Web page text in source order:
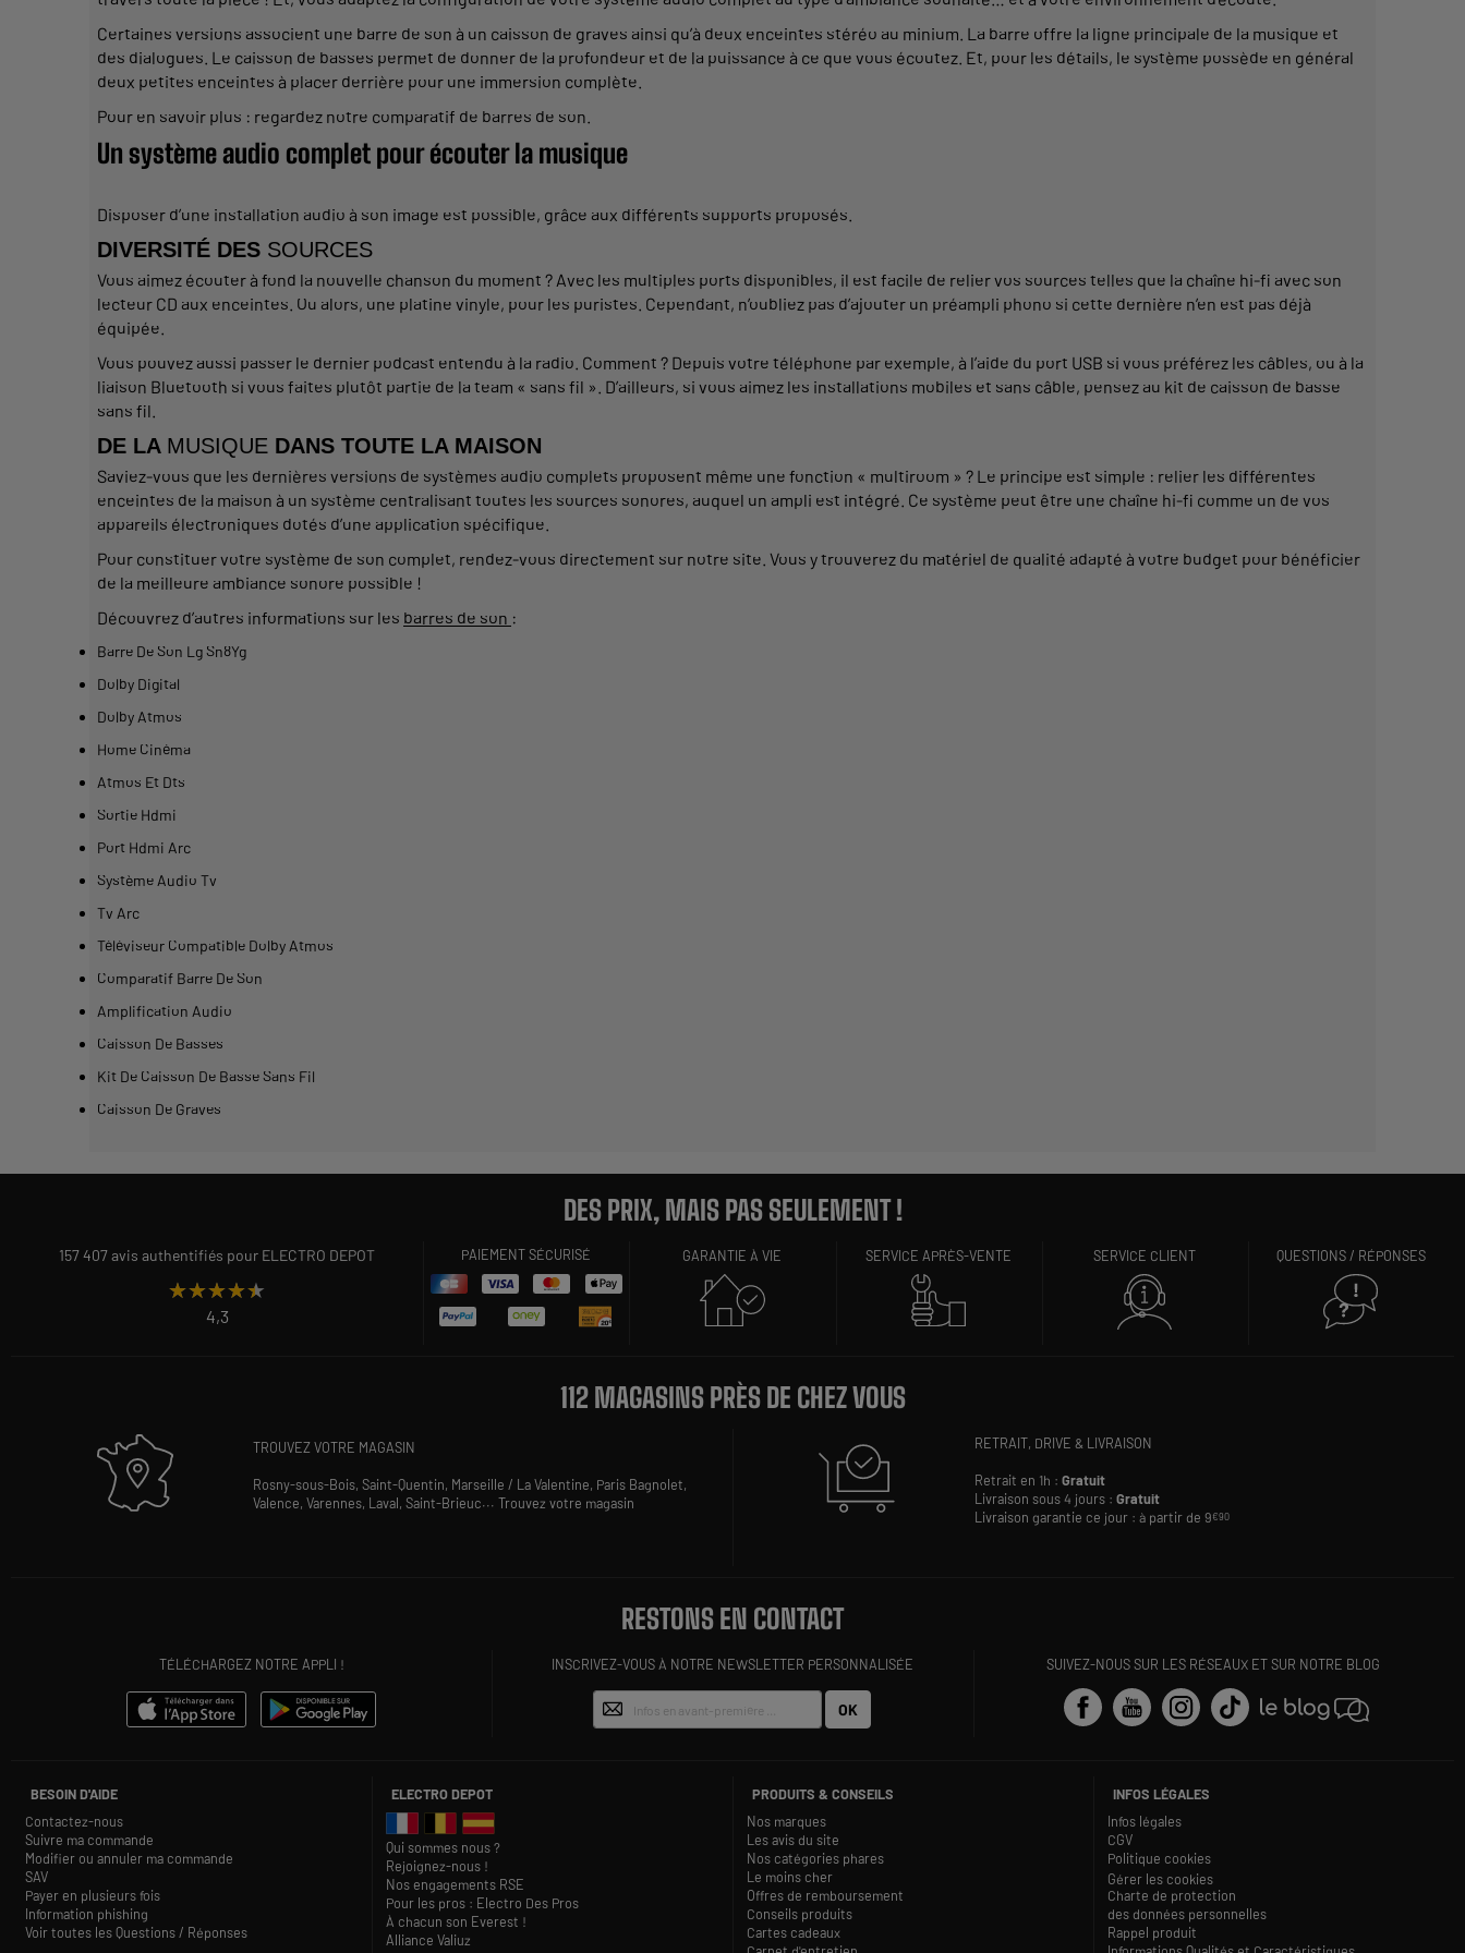
Certaines versions associent une barre de son à un caisson de graves ainsi qu’à deux enceintes stéréo au minium. La barre offre la ligne principale de la musique et
des dialogues. Le caisson de basses permet de donner de la profondeur et de la puissance à ce que vous écoutez. Et, pour les détails, le système possède en général
deux petites enceintes à placer derrière pour une immersion complète.
Pour en savoir plus : regardez notre comparatif de barres de son.
Un systèmeaudio complet pour écouter la musique
Disposer d’une installation audio à son image est possible, grâce aux différents supports proposés.
DIVERSITÉ DES SOURCES
Vous aimez écouter à fond la nouvelle chanson du moment ? Avec les multiples ports disponibles, il est facile de relier vos sources telles que la chaîne hi-fi avec son
lecteur CD aux enceintes. Ou alors, une platine vinyle, pour les puristes. Cependant, n’oubliez pas d’ajouter un préampli phono si cette dernière n’en est pas déjà
équipée.
Vous pouvez aussi passer le dernier podcast entendu à la radio. Comment ? Depuis votre téléphone par exemple, à l’aide du port USB si vous préférez les câbles, ou à la
liaison Bluetooth si vous faites plutôt partie de la team « sans fil ». D’ailleurs, si vous aimez les installations mobiles et sans câble, pensez au kit de caisson de basse
sans fil.
DE LA MUSIQUE DANS TOUTE LA MAISON
Saviez-vous que les dernières versions de systèmes audio complets proposent même une fonction « multiroom » ? Le principe est simple : relier les différentes
enceintes de la maison à un système centralisant toutes les sources sonores, auquel un ampli est intégré. Ce système peut être une chaîne hi-fi comme un de vos
appareils électroniques dotés d’une application spécifique.
Pour constituer votre système de son complet, rendez-vous directement sur notre site. Vous y trouverez du matériel de qualité adapté à votre budget pour bénéficier
de la meilleure ambiance sonore possible !
Découvrez d’autres informations sur les barres de son :
Barre De Son Lg Sn8Yg
Dolby Digital
Dolby Atmos
Home Cinéma
Atmos Et Dts
Sortie Hdmi
Port Hdmi Arc
Système Audio Tv
Tv Arc
Téléviseur Compatible Dolby Atmos
Comparatif Barre De Son
Amplification Audio
Caisson De Basses
Kit De Caisson De Basse Sans Fil
Caisson De Graves
DES PRIX, MAIS PAS SEULEMENT !
157 407 avis authentifiés pour ELECTRO DEPOT
★★★★★
★★★★★
4,3
PAIEMENT SÉCURISÉ GARANTIE À VIE SERVICE APRÈS-VENTE SERVICE CLIENT QUESTIONS / RÉPONSES
112 MAGASINS PRÈS DE CHEZ VOUS
TROUVEZ VOTRE MAGASIN
Rosny-sous-Bois,Saint-Quentin, Marseille / La Valentine, Paris Bagnolet,
Valence,Varennes, Laval,Saint-Brieuc...Trouvez votre magasin
RETRAIT, DRIVE & LIVRAISON
Retrait en 1h :Gratuit
Livraison sous 4 jours :Gratuit
Livraison garantie ce jour : à partir de 9€90
RESTONS EN CONTACT
TÉLÉCHARGEZ NOTRE APPLI ! INSCRIVEZ-VOUS À NOTRE NEWSLETTER PERSONNALISÉE
OK
SUIVEZ-NOUS SUR LES RÉSEAUX ET SUR NOTRE BLOG
BESOIN D'AIDE
Contactez-nous
Suivre ma commande
Modifier ou annuler ma commande
SAV
Payer en plusieurs fois
Information phishing
Voir toutes les Questions / Réponses
ELECTRO DEPOT
Qui sommes nous ?
Rejoignez-nous !
Nos engagements RSE
Pour les pros : Electro Des Pros
À chacun son Everest !
Alliance Valiuz
PRODUITS & CONSEILS
Nos marques
Les avis du site
Nos catégories phares
Le moins cher
Offres de remboursement
Conseils produits
Cartes cadeaux
INFOS LÉGALES
Infos légales
CGV
Politique cookies
Gérer les cookies
Charte de protection
des données personnelles
Rappel produit